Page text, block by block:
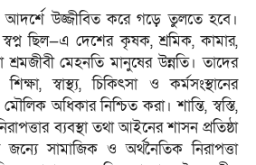
আদর্শে উজ্জীবিত করে গড়ে তুলতে হবে।
ছিল—এ দেশের কৃষক, শ্রমিক, কামার,
মেহনতি মানুষের উন্নতি। তাদের
স্বাস্থ্য, চিকিৎসা ও কর্মসংস্থানের
অধিকার নিশ্চিত করা। শান্তি, স্বস্তি,
ব্যবস্থা তথা আইনের শাসন প্রতিষ্ঠা
সামাজিক ও অর্থনৈতিক নিরাপত্তা